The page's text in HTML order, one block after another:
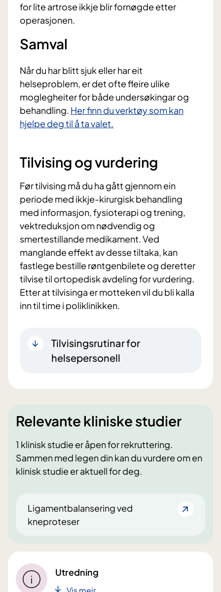
for lite artrose ikkje blir fornøgde etter
operasjonen.
Samval
Når du har blitt sjuk eller har eit
helseproblem, er det ofte fleire ulike
moglegheiter for både undersøkingar og
behandling. Her finn du ​verktøy som kan
hjelpe deg til å ta valet.
Tilvising og vurdering
Før tilvising må du ha gått gjennom ein
periode med ikkje-kirurgisk behandling
med informasjon, fysioterapi og trening,
vektreduksjon om nødvendig og
smertestillande medikament. Ved
manglande effekt av desse tiltaka, kan
fastlege bestille røntgenbilete og deretter
tilvise til ortopedisk avdeling for vurdering.
Etter at tilvisinga er motteken vil du bli kalla
inn til time i poliklinikken.
Tilvisingsrutinar for
helsepersonell
Relevante kliniske studier
1 klinisk studie er åpen for rekruttering.
Sammen med legen din kan du vurdere om en
klinisk studie er aktuell for deg.
Ligamentbalansering ved
kneproteser
Utredning